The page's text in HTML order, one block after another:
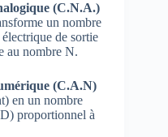
(C.N.A.)
un nombre
de sortie
au nombre N.
(C.A.N)
en un nombre
proportionnel à